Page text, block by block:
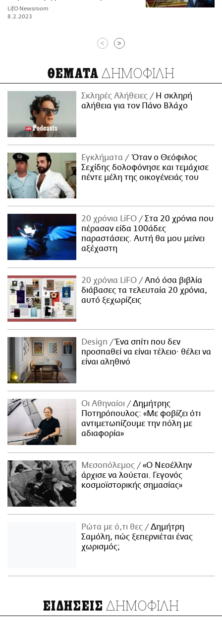
LifO Newsroom
8.2.2023
< >
ΘΕΜΑΤΑ ΔΗΜΟΦΙΛΗ
Σκληρές Αλήθειες
H σκληρή
αλήθεια για τον Πάνο Βλάχο
Εγκλήματα
Όταν ο Θεόφιλος
Σεχίδης δολοφόνησε και τεμάχισε
πέντε μέλη της οικογένειάς του
20 χρόνια LiFO
Στα 20 χρόνια που
πέρασαν είδα 100άδες
παραστάσεις. Αυτή θα μου μείνει
αξέχαστη
20 χρόνια LiFO
Από όσα βιβλία
διάβασες τα τελευταία 20 χρόνια,
αυτό ξεχωρίζεις
Design
Ένα σπίτι που δεν
προσπαθεί να είναι τέλειο· θέλει να
είναι αληθινό
Οι Αθηναίοι
Δημήτρης
Ποτηρόπουλος: «Με φοβίζει ότι
αντιμετωπίζουμε την πόλη με
αδιαφορία»
Μεσοπόλεμος
«Ο Νεοέλλην
άρχισε να λούεται. Γεγονός
κοσμοϊστορικής σημασίας»
Ρώτα με ό,τι θες
Δημήτρη
Σαμόλη, πώς ξεπερνιέται ένας
χωρισμός;
ΕΙΔΗΣΕΙΣ ΔΗΜΟΦΙΛΗ